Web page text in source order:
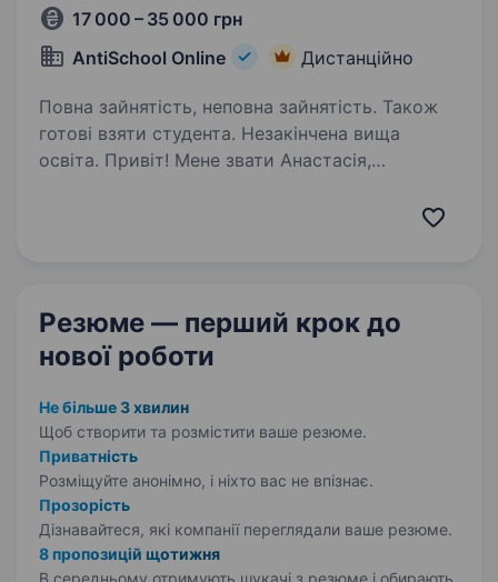
17 000 – 35 000 грн
AntiSchool Online
Дистанційно
Повна зайнятість, неповна зайнятість. Також
готові взяти студента. Незакінчена вища
освіта. Привіт! Мене звати Анастасія,
англійської мови AntiSchool. Ми набираємо
Резюме — перший крок до
нової роботи
Не більше 3 хвилин
Щоб створити та розмістити ваше резюме.
Приватність
Розміщуйте анонімно, і ніхто вас не впізнає.
Прозорість
Дізнавайтеся, які компанії переглядали ваше резюме.
8 пропозицій щотижня
В середньому отримують шукачі з резюме і обирають